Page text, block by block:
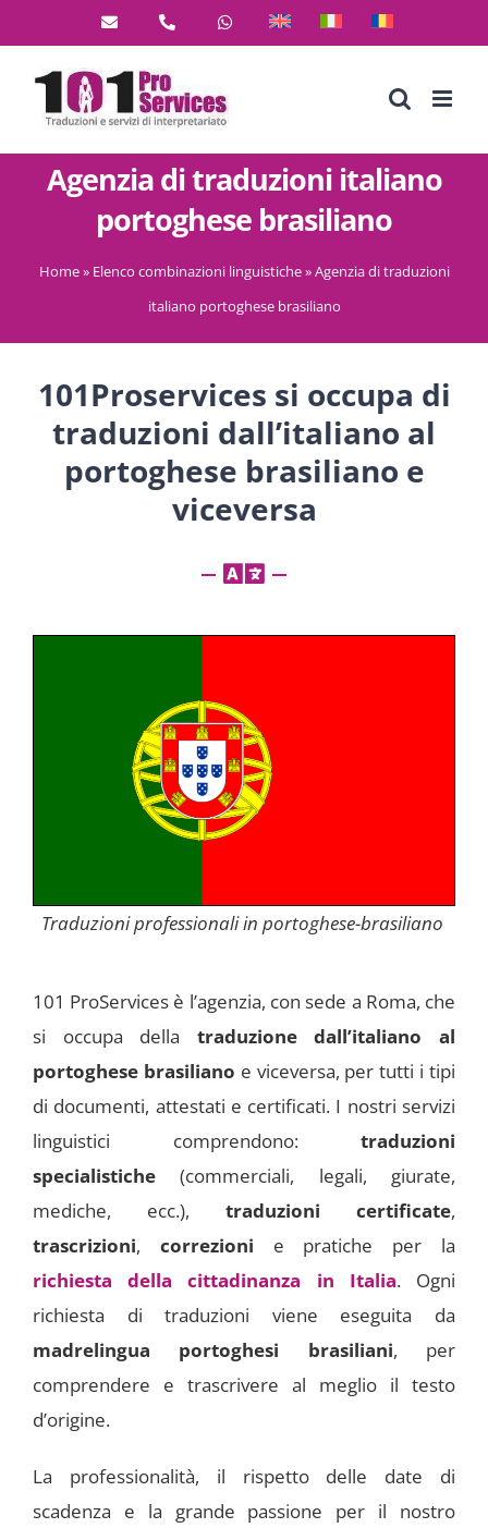
al
contenuto
Agenzia di traduzioni italiano
portoghese brasiliano
Home» Elenco combinazioni linguistiche»Agenzia di traduzioni
italiano portoghese brasiliano
101Proservices si occupa di
traduzioni dall’italiano al
portoghese brasiliano e
viceversa
Traduzioni professionali in portoghese-brasiliano
101 ProServices è l’agenzia, con sede a Roma, che
si occupa della traduzione dall’italiano al
portoghese brasiliano e viceversa, per tutti i tipi
di documenti, attestati e certificati. I nostri servizi
linguistici comprendono:traduzioni
specialistiche(commerciali, legali, giurate,
mediche, ecc.),traduzioni certificate,
trascrizioni, correzioni e pratiche per la
richiesta della cittadinanza in Italia. Ogni
richiesta di traduzioni viene eseguita da
madrelingua portoghesi brasiliani, per
comprendere e trascrivere al meglio il testo
d’origine.
La professionalità, il rispetto delle date di
scadenza e la grande passione per il nostro